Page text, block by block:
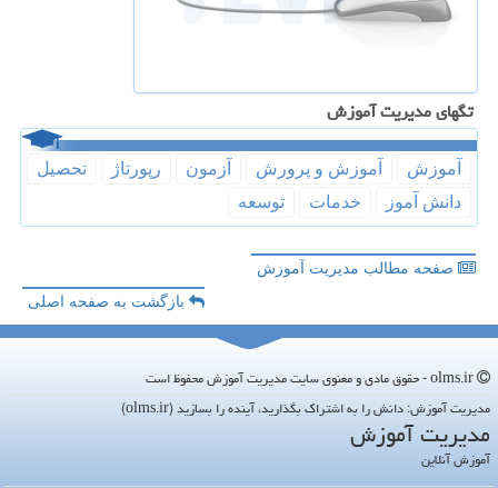
تگهای مدیریت آموزش
آموزش آموزش و پرورش آزمون رپورتاژ
تحصیل
دانش آموز
خدمات توسعه
صفحه مطالب مدیریت آموزش
بازگشت به صفحه اصلی
مدیریت آموزش: دانش را به اشتراک بگذارید، آینده را بسازید (olms.ir)
مدیریت آموزش
آموزش آنلاین